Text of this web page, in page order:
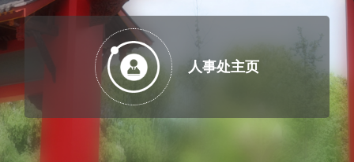
人事处主页